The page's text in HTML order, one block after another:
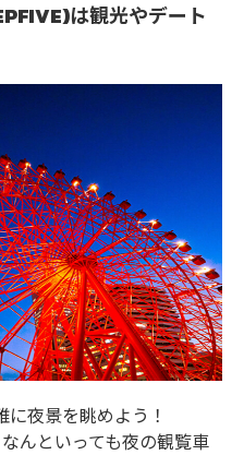
は観光やデート
夜景を眺めよう！
んといっても夜の観覧車